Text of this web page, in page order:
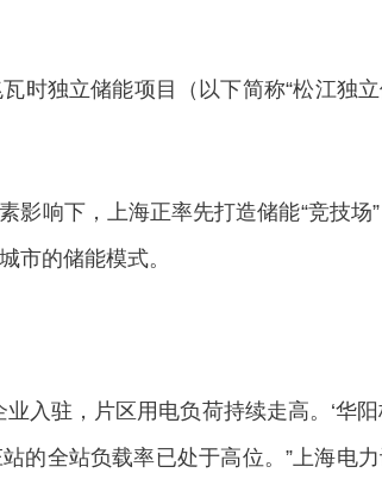
独立储能项目（以下简称“松江独立
响下，上海正率先打造储能“竞技场”
市的储能模式。
入驻，片区用电负荷持续走高。‘
的全站负载率已处于高位。”上海电